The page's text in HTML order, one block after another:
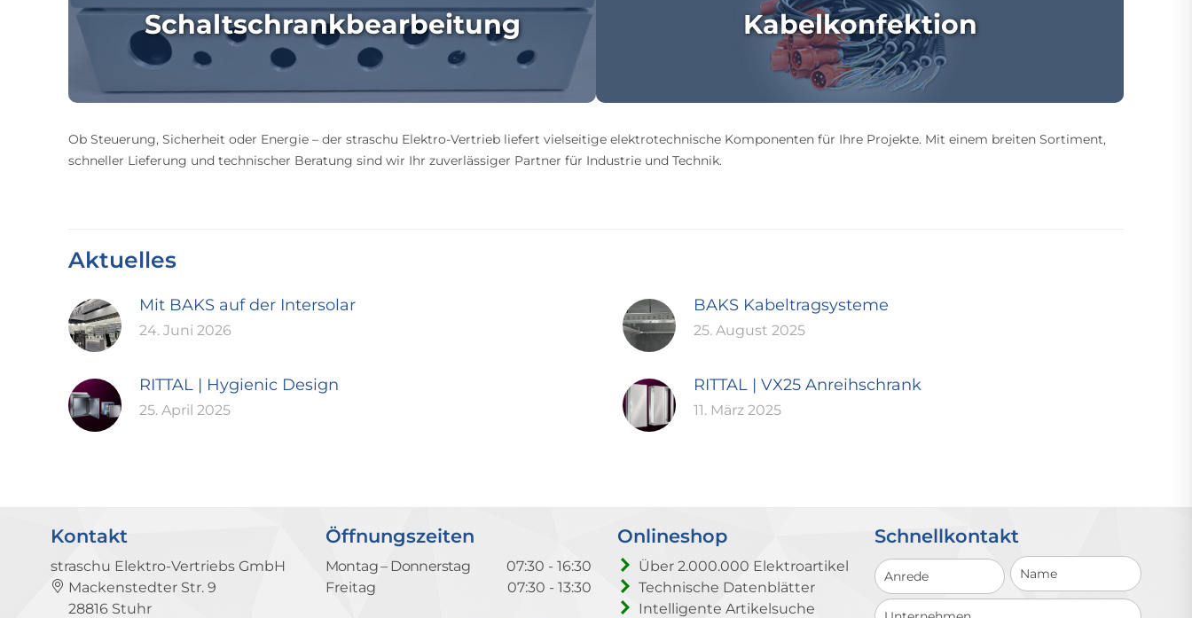
Schaltschrankbearbeitung Kabelkonfektion
Ob Steuerung, Sicherheit oder Energie – der straschu Elektro-Vertrieb liefert vielseitige elektrotechnische Komponenten für Ihre Projekte. Mit einem breiten Sortiment,
schneller Lieferung und technischer Beratung sind wir Ihr zuverlässiger Partner für Industrie und Technik.
Aktuelles
Mit BAKS auf der Intersolar
24. Juni 2026
BAKS Kabeltragsysteme
25. August 2025
RITTAL | Hygienic Design
25. April 2025
RITTAL | VX25 Anreihschrank
11. März 2025
Kontakt
straschu Elektro-Vertriebs GmbH
Mackenstedter Str. 9
28816 Stuhr
Öffnungszeiten
Montag – Donnerstag
07:30 - 16:30
Freitag
07:30 - 13:30
Onlineshop
Über 2.000.000 Elektroartikel
Technische Datenblätter
Intelligente Artikelsuche
Schnellkontakt
Schnellkontakt